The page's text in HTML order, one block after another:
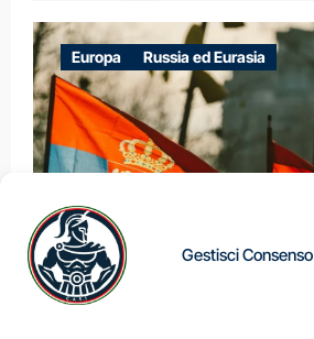
Gestisci Consenso
Europa Russia ed Eurasia